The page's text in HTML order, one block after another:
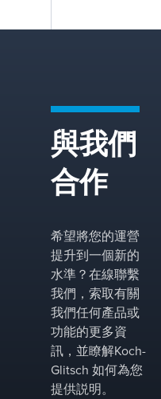
液-液分離
Koch-Glitsch 為
提供完整的系
結和沉降介質
相和三相分離設
要求優化性能。
與我們
合作
希望將您的運營
提升到一個新的
水準？在線聯繫
我們，索取有關
我們任何產品或
功能的更多資
訊，並瞭解Koch-
Glitsch 如何為您
提供説明。